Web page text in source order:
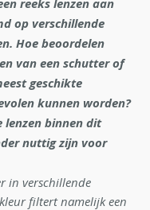
reeks lenzen aan
op verschillende
Hoe beoordelen
van een schutter of
geschikte
kunnen worden?
lenzen binnen dit
nuttig zijn voor
in verschillende
filtert namelijk een